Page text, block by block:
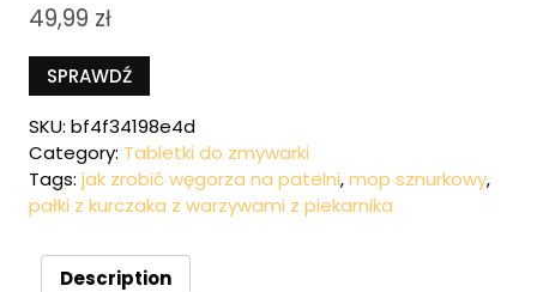
49,99 zł
SPRAWDŹ
SKU: bf4f34198e4d
Category: Tabletki do zmywarki
Tags: jak zrobić węgorza na patelni,mop sznurkowy,
pałki z kurczaka z warzywami z piekarnika
Description